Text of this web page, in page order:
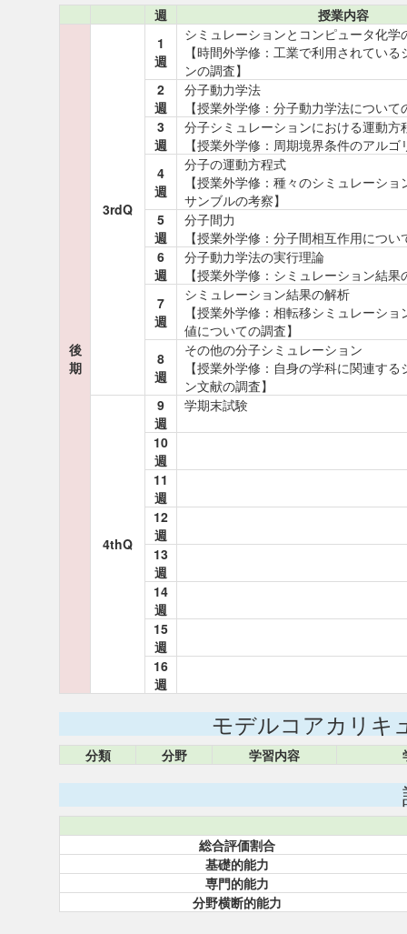
週 授業内容
後
期
3rdQ
1
週
シミュレーションとコンピュータ化学
【時間外学修：工業で利用されてい
ンの調査】
2
週
分子動力学法
【授業外学修：分子動力学法について
3
週
分子シミュレーションにおける運動方
【授業外学修：周期境界条件のアル
4
週
分子の運動方程式
【授業外学修：種々のシミュレーシ
サンブルの考察】
5
週
分子間力
【授業外学修：分子間相互作用につい
6
週
分子動力学法の実行理論
【授業外学修：シミュレーション結
7
週
シミュレーション結果の解析
【授業外学修：相転移シミュレーシ
値についての調査】
8
週
その他の分子シミュレーション
【授業外学修：自身の学科に関連す
ン文献の調査】
4thQ
9
週
学期末試験
10
週
11
週
12
週
13
週
14
週
15
週
16
週
モデルコアカリキ
分類 分野 学習内容
総合評価割合
基礎的能力
専門的能力
分野横断的能力